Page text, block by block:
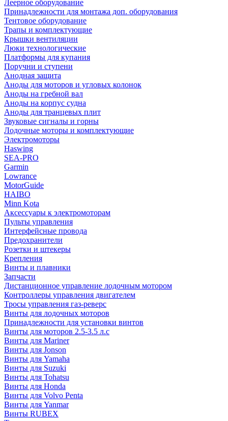
Леерное оборудование
Принадлежности для монтажа доп. оборудования
Тентовое оборудование
Трапы и комплектующие
Крышки вентиляции
Люки технологические
Платформы для купания
Поручни и ступени
Анодная защита
Аноды для моторов и угловых колонок
Аноды на гребной вал
Аноды на корпус судна
Аноды для транцевых плит
Звуковые сигналы и горны
Лодочные моторы и комплектующие
Электромоторы
Haswing
SEA-PRO
Garmin
Lowrance
MotorGuide
HAIBO
Minn Kota
Аксессуары к электромоторам
Пульты управления
Интерфейсные провода
Предохранители
Розетки и штекеры
Крепления
Винты и плавники
Запчасти
Дистанционное управление лодочным мотором
Контроллеры управления двигателем
Тросы управления газ-реверс
Винты для лодочных моторов
Принадлежности для установки винтов
Винты для моторов 2.5-3.5 л.с
Винты для Mariner
Винты для Jonson
Винты для Yamaha
Винты для Suzuki
Винты для Tohatsu
Винты для Honda
Винты для Volvo Penta
Винты для Yanmar
Винты RUBEX